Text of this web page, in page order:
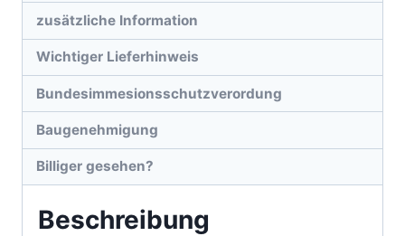
zusätzliche Information
Wichtiger Lieferhinweis
Bundesimmesionsschutzverordung
Baugenehmigung
Billiger gesehen?
Beschreibung